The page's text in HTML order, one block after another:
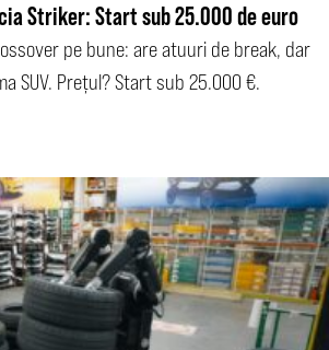
Striker: Start sub 25.000 de euro
pe bune: are atuuri de break, dar
SUV. Prețul? Start sub 25.000 €.